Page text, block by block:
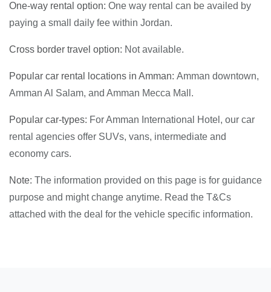
One-way rental option: One way rental can be availed by
paying a small daily fee within Jordan.
Cross border travel option: Not available.
Popular car rental locations in Amman: Amman downtown,
Amman Al Salam, and Amman Mecca Mall.
Popular car-types: For Amman International Hotel, our car
rental agencies offer SUVs, vans, intermediate and
economy cars.
Note: The information provided on this page is for guidance
purpose and might change anytime. Read the T&Cs
attached with the deal for the vehicle specific information.